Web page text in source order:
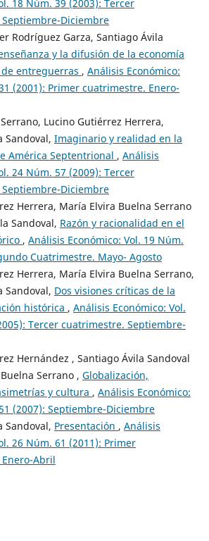
18 Núm. 39 (2003): Tercer
Diciembre
Rodríguez Garza, Santiago Ávila
y la difusión de la economía
entreguerras , Análisis Económico:
(2001): Primer cuatrimestre. Enero-
Lucino Gutiérrez Herrera,
Sandoval, Imaginario y realidad en la
América Septentrional , Análisis
24 Núm. 57 (2009): Tercer
Diciembre
Herrera, María Elvira Buelna Serrano
Sandoval, Razón y racionalidad en el
, Análisis Económico: Vol. 19 Núm.
Cuatrimestre. Mayo- Agosto
Herrera, María Elvira Buelna Serrano,
Sandoval, Dos visiones críticas de la
histórica , Análisis Económico: Vol.
Tercer cuatrimestre. Septiembre-
Hernández , Santiago Ávila Sandoval
Serrano , Globalización,
y cultura , Análisis Económico:
(2007): Septiembre-Diciembre
Sandoval, Presentación , Análisis
26 Núm. 61 (2011): Primer
Abril